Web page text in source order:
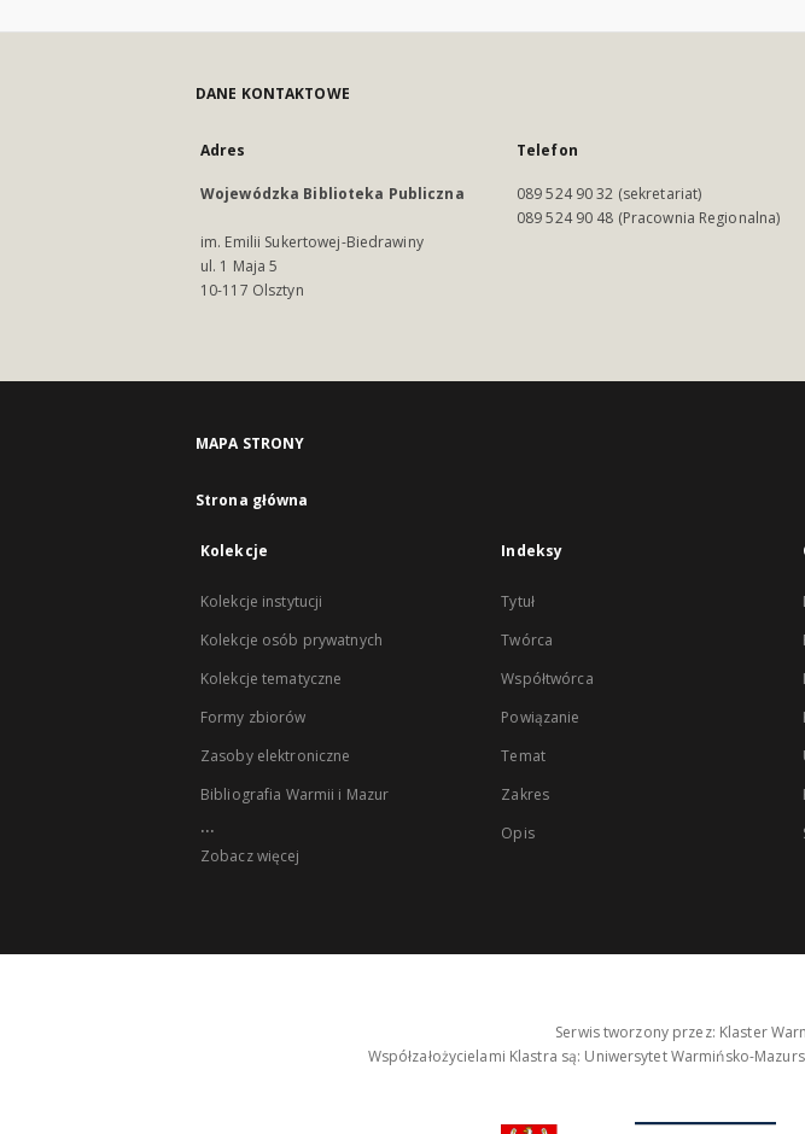
DANE KONTAKTOWE
Adres
Wojewódzka Biblioteka Publiczna
im. Emilii Sukertowej-Biedrawiny
ul. 1 Maja 5
10-117 Olsztyn
Telefon
089 524 90 32 (sekretariat)
089 524 90 48 (Pracownia Regionalna)
MAPA STRONY
Strona główna
Kolekcje
Kolekcje instytucji
Kolekcje osób prywatnych
Kolekcje tematyczne
Formy zbiorów
Zasoby elektroniczne
Bibliografia Warmii i Mazur
...
Zobacz więcej
Indeksy
Tytuł
Twórca
Współtwórca
Powiązanie
Temat
Zakres
Opis
Serwis tworzony przez: Klaster
Współzałożycielami Klastra są: Uniwersytet Warmińsko-